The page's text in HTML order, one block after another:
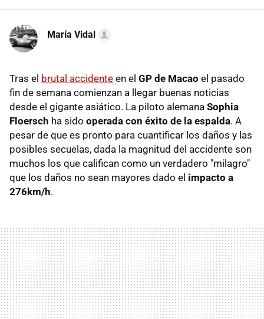
María Vidal
Tras el brutal accidente en el GP de Macao el pasado
fin de semana comienzan a llegar buenas noticias
desde el gigante asiático. La piloto alemana Sophia
Floersch ha sido operada con éxito de la espalda. A
pesar de que es pronto para cuantificar los daños y las
posibles secuelas, dada la magnitud del accidente son
muchos los que califican como un verdadero "milagro"
que los daños no sean mayores dado el impacto a
276km/h.